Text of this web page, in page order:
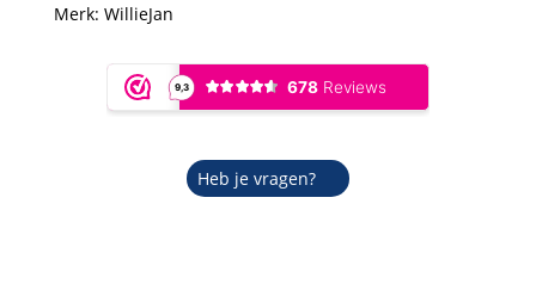
Handdoekjes
Merk: WillieJan
Heb je vragen?